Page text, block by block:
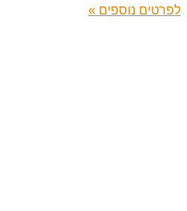
לפרטים נוספים »